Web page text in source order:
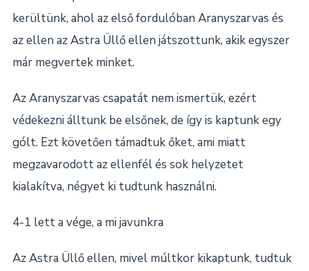
kerültünk, ahol az első fordulóban Aranyszarvas és
az ellen az Astra Üllő ellen játszottunk, akik egyszer
már megvertek minket.
Az Aranyszarvas csapatát nem ismertük, ezért
védekezni álltunk be elsőnek, de így is kaptunk egy
gólt. Ezt követően támadtuk őket, ami miatt
megzavarodott az ellenfél és sok helyzetet
kialakítva, négyet ki tudtunk használni.
4-1 lett a vége, a mi javunkra
Az Astra Üllő ellen, mivel múltkor kikaptunk, tudtuk